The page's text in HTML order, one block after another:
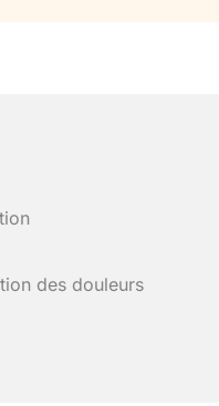
des douleurs